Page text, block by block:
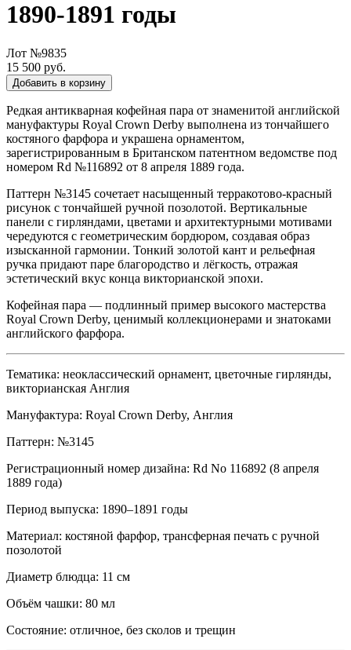
1890-1891 годы
Лот №9835
15 500 руб.
Добавить в корзину
Редкая антикварная кофейная пара от знаменитой английской
мануфактуры Royal Crown Derby выполнена из тончайшего
костяного фарфора и украшена орнаментом,
зарегистрированным в Британском патентном ведомстве под
номером Rd №116892 от 8 апреля 1889 года.
Паттерн №3145 сочетает насыщенный терракотово-красный
рисунок с тончайшей ручной позолотой. Вертикальные
панели с гирляндами, цветами и архитектурными мотивами
чередуются с геометрическим бордюром, создавая образ
изысканной гармонии. Тонкий золотой кант и рельефная
ручка придают паре благородство и лёгкость, отражая
эстетический вкус конца викторианской эпохи.
Кофейная пара — подлинный пример высокого мастерства
Royal Crown Derby, ценимый коллекционерами и знатоками
английского фарфора.
Тематика: неоклассический орнамент, цветочные гирлянды,
викторианская Англия
Мануфактура: Royal Crown Derby, Англия
Паттерн: №3145
Регистрационный номер дизайна: Rd No 116892 (8 апреля
1889 года)
Период выпуска: 1890–1891 годы
Материал: костяной фарфор, трансферная печать с ручной
позолотой
Диаметр блюдца: 11 см
Объём чашки: 80 мл
Состояние: отличное, без сколов и трещин